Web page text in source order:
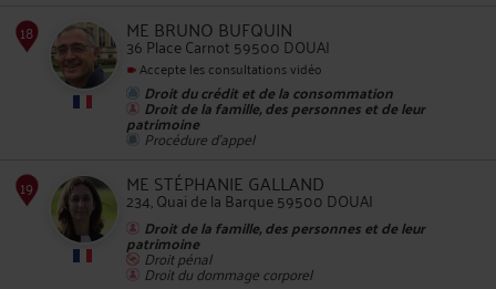
14
15
ME BRUNO BUFQUIN
36 Place Carnot 59500 DOUAI
Accepte les consultations vidéo
Droit du crédit et de la consommation
Droit de la famille, des personnes et de leur
patrimoine
Procédure d'appel
ME STÉPHANIE GALLAND
234, Quai de la Barque 59500 DOUAI
Droit de la famille, des personnes et de leur
patrimoine
Droit pénal
Droit du dommage corporel